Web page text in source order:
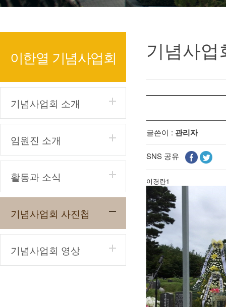
이한열 기념사업회
기념사업회 소개
임원진 소개
활동과 소식
기념사업회 사진첩
기념사업회 영상
기념사업
글쓴이 : 관리자
SNS 공유
이경란1